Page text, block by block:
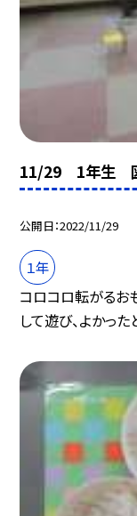
11/29 1年生
公開日 2022/11/29
１年
コロコロ転がるお
して遊び、よかった